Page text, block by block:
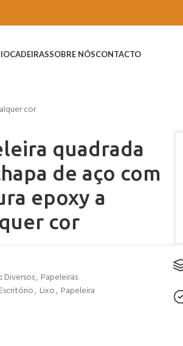
CADEIRASSOBRE NÓSCONTACTO
cor
quadrada
de aço com
epoxy a
cor
Diversos, Papeleiras
Escritório, Lixo, Papeleira